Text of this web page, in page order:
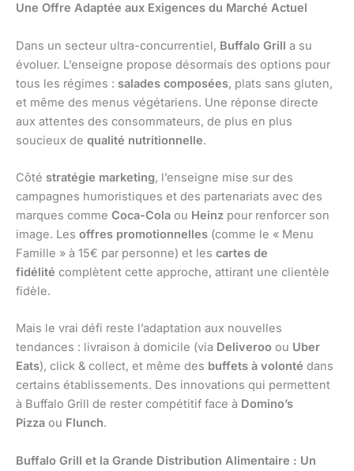
Une Offre Adaptée aux Exigences du Marché Actuel
Dans un secteur ultra-concurrentiel, Buffalo Grill a su
évoluer. L’enseigne propose désormais des options pour
tous les régimes : salades composées, plats sans gluten,
et même des menus végétariens. Une réponse directe
aux attentes des consommateurs, de plus en plus
soucieux de qualité nutritionnelle.
Côté stratégie marketing, l’enseigne mise sur des
campagnes humoristiques et des partenariats avec des
marques comme Coca-Cola ou Heinz pour renforcer son
image. Les offres promotionnelles (comme le « Menu
Famille » à 15€ par personne) et les cartes de
fidélité complètent cette approche, attirant une clientèle
fidèle.
Mais le vrai défi reste l’adaptation aux nouvelles
tendances : livraison à domicile (via Deliveroo ou Uber
Eats), click & collect, et même des buffets à volonté dans
certains établissements. Des innovations qui permettent
à Buffalo Grill de rester compétitif face à Domino’s
Pizza ou Flunch.
Buffalo Grill et la Grande Distribution Alimentaire : Un